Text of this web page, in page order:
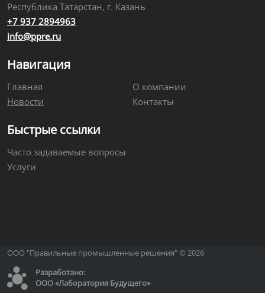
Республика Татарстан, г. Казань
+7 937 2894963
info@ppre.ru
Навигация
Главная
О компании
Новости
Контакты
Быстрые ссылки
Часто задаваемые вопросы
Услуги
ООО "Правильные промышленные решения" © 2026
Разработано:
ООО «Лаборатория Будущего»